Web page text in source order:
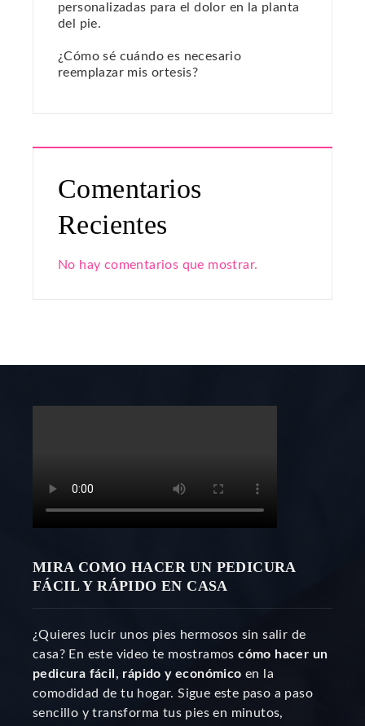
personalizadas para el dolor en la planta
del pie.
¿Cómo sé cuándo es necesario
reemplazar mis ortesis?
Comentarios
Recientes
No hay comentarios que mostrar.
MIRA COMO HACER UN PEDICURA
FÁCIL Y RÁPIDO EN CASA
¿Quieres lucir unos pies hermosos sin salir de
casa? En este video te mostramoscómo hacer un
pedicura fácil, rápido y económico en la
comodidad de tu hogar. Sigue este paso a paso
sencillo y transforma tus pies en minutos,